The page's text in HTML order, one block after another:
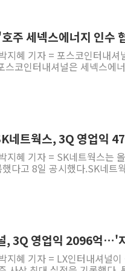
주 세넥스에너지 인수
지혜 기자 = 포스코인터내
스코인터내셔널은 세넥스에
네트웍스, 3Q 영업익
지혜 기자 = SK네트웍스는
다고 8일 공시했다.SK네트
, 3Q 영업익 2096억…'
지혜 기자 = LX인터내셔널